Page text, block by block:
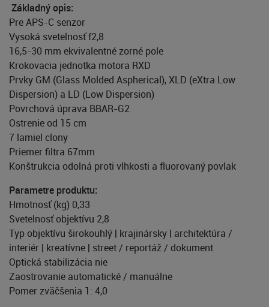
Základný opis:
Pre APS-C senzor
Vysoká svetelnosť f2,8
16,5-30 mm ekvivalentné zorné pole
Krokovacia jednotka motora RXD
Prvky GM (Glass Molded Aspherical), XLD (eXtra Low
Dispersion) a LD (Low Dispersion)
Povrchová úprava BBAR-G2
Ostrenie od 15 cm
7 lamiel clony
Priemer filtra 67mm
Konštrukcia odolná proti vlhkosti a fluorovaný povlak
Parametre produktu:
Hmotnosť (kg) 0,33
Svetelnosť objektívu 2,8
Typ objektívu širokouhlý | krajinársky | architektúra /
interiér | kreatívne | street / reportáž / dokument
Optická stabilizácia nie
Zaostrovanie automatické / manuálne
Pomer zväčšenia 1: 4,0